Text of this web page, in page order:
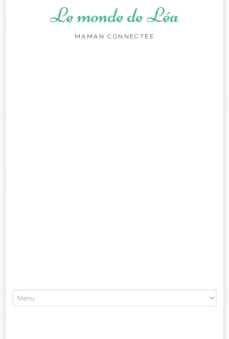
Le monde de Léa
MAMAN CONNECTÉE
à